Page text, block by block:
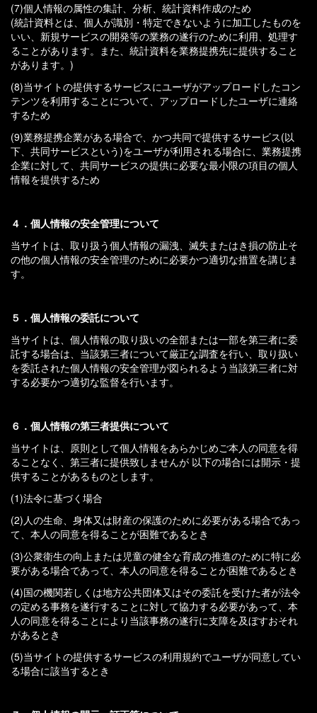
(7)個人情報の属性の集計、分析、統計資料作成のため
(統計資料とは、個人が識別・特定できないように加工したものを
いい、新規サービスの開発等の業務の遂行のために利用、処理す
ることがあります。また、統計資料を業務提携先に提供すること
があります。)
(8)当サイトの提供するサービスにユーザがアップロードしたコン
テンツを利用することについて、アップロードしたユーザに連絡
するため
(9)業務提携企業がある場合で、かつ共同で提供するサービス(以
下、共同サービスという)をユーザが利用される場合に、業務提携
企業に対して、共同サービスの提供に必要な最小限の項目の個人
情報を提供するため
４．個人情報の安全管理について
当サイトは、取り扱う個人情報の漏洩、滅失またはき損の防止そ
の他の個人情報の安全管理のために必要かつ適切な措置を講じま
す。
５．個人情報の委託について
当サイトは、個人情報の取り扱いの全部または一部を第三者に委
託する場合は、当該第三者について厳正な調査を行い、取り扱い
を委託された個人情報の安全管理が図られるよう当該第三者に対
する必要かつ適切な監督を行います。
６．個人情報の第三者提供について
当サイトは、原則として個人情報をあらかじめご本人の同意を得
ることなく、第三者に提供致しませんが 以下の場合には開示・提
供することがあるものとします。
(1)法令に基づく場合
(2)人の生命、身体又は財産の保護のために必要がある場合であっ
て、本人の同意を得ることが困難であるとき
(3)公衆衛生の向上または児童の健全な育成の推進のために特に必
要がある場合であって、本人の同意を得ることが困難であるとき
(4)国の機関若しくは地方公共団体又はその委託を受けた者が法令
の定める事務を遂行することに対して協力する必要があって、本
人の同意を得ることにより当該事務の遂行に支障を及ぼすおそれ
があるとき
(5)当サイトの提供するサービスの利用規約でユーザが同意してい
る場合に該当するとき